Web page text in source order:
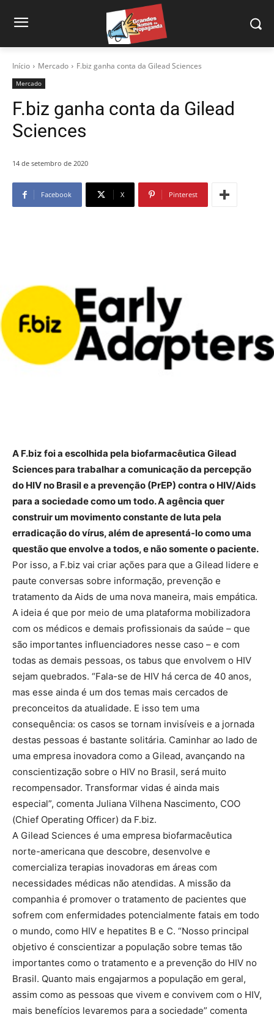
Início Mercado F.biz ganha conta da Gilead Sciences
Mercado
F.biz ganha conta da Gilead
Sciences
14 de setembro de 2020
Facebook X Pinterest
A F.biz foi a escolhida pela biofarmacêutica Gilead
Sciences para trabalhar a comunicação da percepção
do HIV no Brasil e a prevenção (PrEP) contra o HIV/Aids
para a sociedade como um todo. A agência quer
construir um movimento constante de luta pela
erradicação do vírus, além de apresentá-lo como uma
questão que envolve a todos, e não somente o paciente.
Por isso, a F.biz vai criar ações para que a Gilead lidere e
paute conversas sobre informação, prevenção e
tratamento da Aids de uma nova maneira, mais empática.
A ideia é que por meio de uma plataforma mobilizadora
com os médicos e demais profissionais da saúde – que
são importantes influenciadores nesse caso – e com
todas as demais pessoas, os tabus que envolvem o HIV
sejam quebrados. “Fala-se de HIV há cerca de 40 anos,
mas esse ainda é um dos temas mais cercados de
preconceitos da atualidade. E isso tem uma
consequência: os casos se tornam invisíveis e a jornada
destas pessoas é bastante solitária. Caminhar ao lado de
uma empresa inovadora como a Gilead, avançando na
conscientização sobre o HIV no Brasil, será muito
recompensador. Transformar vidas é ainda mais
especial”, comenta Juliana Vilhena Nascimento, COO
(Chief Operating Officer) da F.biz.
A Gilead Sciences é uma empresa biofarmacêutica
norte-americana que descobre, desenvolve e
comercializa terapias inovadoras em áreas com
necessidades médicas não atendidas. A missão da
companhia é promover o tratamento de pacientes que
sofrem com enfermidades potencialmente fatais em todo
o mundo, como HIV e hepatites B e C. “Nosso principal
objetivo é conscientizar a população sobre temas tão
importantes como o tratamento e a prevenção do HIV no
Brasil. Quanto mais engajarmos a população em geral,
assim como as pessoas que vivem e convivem com o HIV,
mais benefícios levaremos para a sociedade” comenta